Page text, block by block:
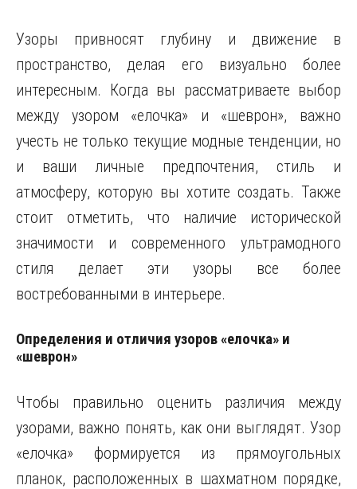
Узоры привносят глубину и движение в
пространство, делая его визуально более
интересным. Когда вы рассматриваете выбор
между узором «елочка» и «шеврон», важно
учесть не только текущие модные тенденции, но
и ваши личные предпочтения, стиль и
атмосферу, которую вы хотите создать. Также
стоит отметить, что наличие исторической
значимости и современного ультрамодного
стиля делает эти узоры все более
востребованными в интерьере.
Определения и отличия узоров «елочка» и
«шеврон»
Чтобы правильно оценить различия между
узорами, важно понять, как они выглядят. Узор
«елочка» формируется из прямоугольных
планок, расположенных в шахматном порядке,